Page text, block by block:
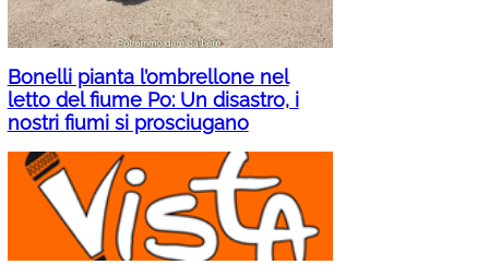
Bonelli pianta l’ombrellone nel
letto del fiume Po: Un disastro, i
nostri fiumi si prosciugano